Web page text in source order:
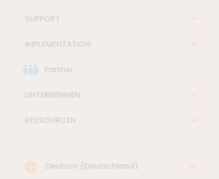
SUPPORT
IMPLEMENTATION
Partner
UNTERNEHMEN
RESSOURCEN
Choose Language
Deutsch (Deutschland)